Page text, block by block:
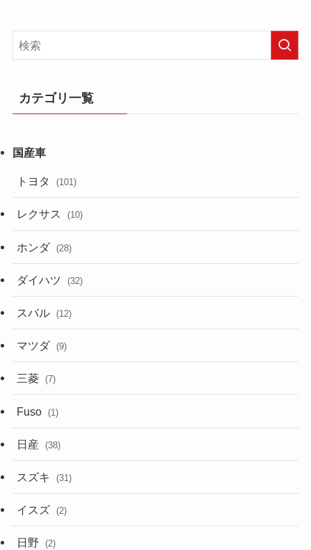
カテゴリ一覧
トヨタ (101)
レクサス (10)
ホンダ (28)
ダイハツ (32)
スバル (12)
マツダ (9)
三菱 (7)
Fuso (1)
日産 (38)
スズキ (31)
イスズ (2)
日野 (2)